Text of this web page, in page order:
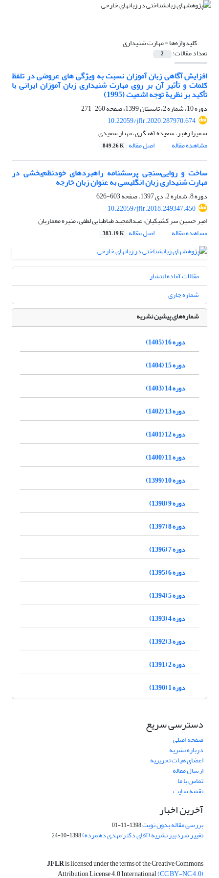
کلیدواژه‌ها =مهارت شنیداری
تعداد مقالات: 2
افزایش آگاهی زبان آموزان نسبت به ویژگی های عروضی در تلفظ
کلمات و تأثیر آن بر روی مهارت شنیداری زبان آموزان ایرانی با
تأکید بر نظریة توجه اشمیت (1995)
دوره 10، شماره 2، تابستان 1399، صفحه
260-271
10.22059/jflr.2020.287970.674
سمیرا رهبر، سعیده آهنگری، مهناز سعیدی
مشاهده مقاله
اصل مقاله 849.26 K
ساخت و روایی‌سنجی پرسشنامه راهبردهای خودنظم‌بخشی در
مهارت شنیداری زبان انگلیسی به عنوان زبان خارجه
دوره 8، شماره 2، دی 1397، صفحه
603-626
10.22059/jflr.2018.249347.450
امیر حسین سر کشیکیان، عبدالمجید طباطبایی لطفی، منیره معماریان
مشاهده مقاله
اصل مقاله 383.19 K
مقالات آماده انتشار
شماره جاری
شماره‌های پیشین نشریه
دوره 16 (1405)
دوره 15 (1404)
دوره 14 (1403)
دوره 13 (1402)
دوره 12 (1401)
دوره 11 (1400)
دوره 10 (1399)
دوره 9 (1398)
دوره 8 (1397)
دوره 7 (1396)
دوره 6 (1395)
دوره 5 (1394)
دوره 4 (1393)
دوره 3 (1392)
دوره 2 (1391)
دوره 1 (1390)
دسترسی سریع
صفحه اصلی
درباره نشریه
اعضای هیات تحریریه
ارسال مقاله
تماس با ما
نقشه سایت
آخرین اخبار
بررسی مقاله بدون نوبت1398-11-01
تغییر سردبیر نشریه (آقای دکتر مهدی دهمرده)1398-10-24
JFLRis licensed under the terms of the Creative Commons
Attribution License 4.0 International(CC BY-NC 4.0)